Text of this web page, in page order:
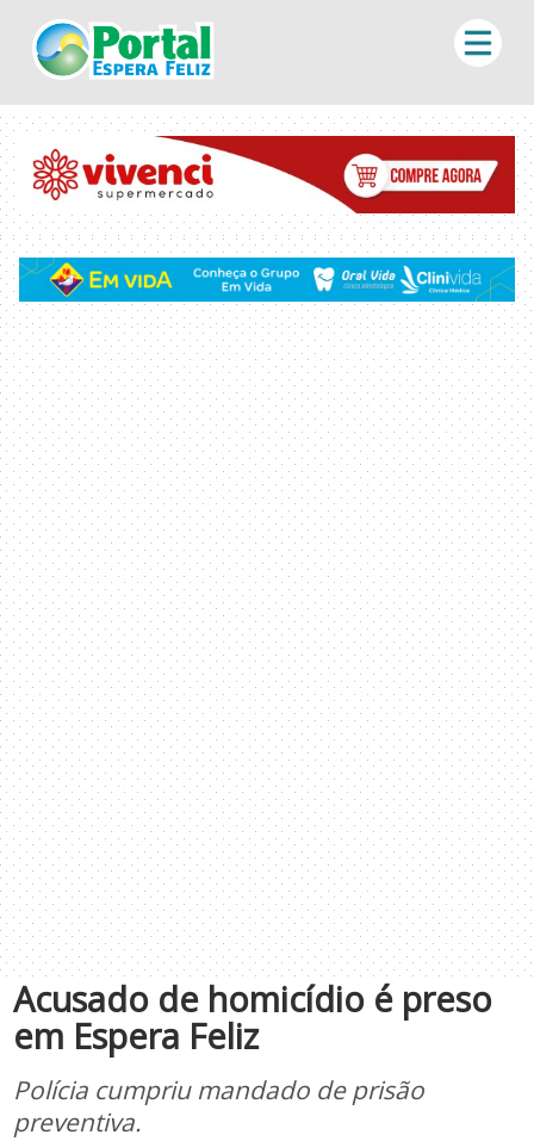
Acusado de homicídio é preso
em Espera Feliz
Polícia cumpriu mandado de prisão
preventiva.